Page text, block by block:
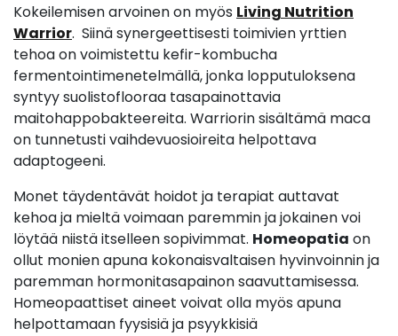
Kokeilemisen arvoinen on myös Living Nutrition
Warrior. Siinä synergeettisesti toimivien yrttien
tehoa on voimistettu kefir-kombucha
fermentointimenetelmällä, jonka lopputuloksena
syntyy suolistoflooraa tasapainottavia
maitohappobakteereita. Warriorin sisältämä maca
on tunnetusti vaihdevuosioireita helpottava
adaptogeeni.
Monet täydentävät hoidot ja terapiat auttavat
kehoa ja mieltä voimaan paremmin ja jokainen voi
löytää niistä itselleen sopivimmat. Homeopatia on
ollut monien apuna kokonaisvaltaisen hyvinvoinnin ja
paremman hormonitasapainon saavuttamisessa.
Homeopaattiset aineet voivat olla myös apuna
helpottamaan fyysisiä ja psyykkisiä